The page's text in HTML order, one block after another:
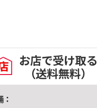
お店で受け取る
（送料無料）